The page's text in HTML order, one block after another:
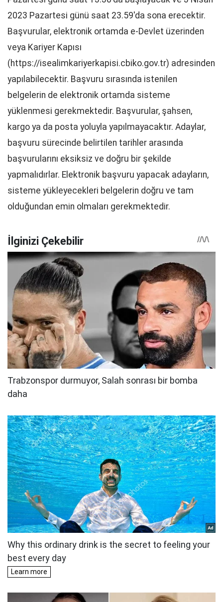
2023 Pazartesi günü saat 23.59'da sona erecektir.
Başvurular, elektronik ortamda e-Devlet üzerinden
veya Kariyer Kapısı
(https://isealimkariyerkapisi.cbiko.gov.tr) adresinden
yapılabilecektir. Başvuru sırasında istenilen
belgelerin de elektronik ortamda sisteme
yüklenmesi gerekmektedir. Başvurular, şahsen,
kargo ya da posta yoluyla yapılmayacaktır. Adaylar,
başvuru sürecinde belirtilen tarihler arasında
başvurularını eksiksiz ve doğru bir şekilde
yapmalıdırlar. Elektronik başvuru yapacak adayların,
sisteme yükleyecekleri belgelerin doğru ve tam
olduğundan emin olmaları gerekmektedir.